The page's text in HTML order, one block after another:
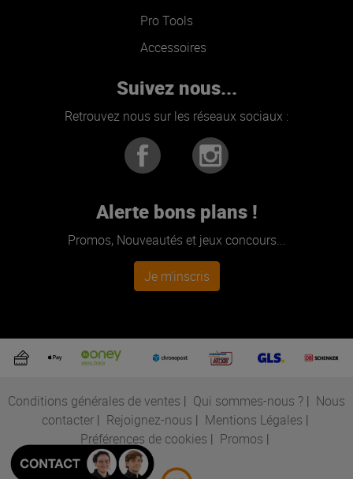
Pro Tools
Accessoires
Suivez nous...
Retrouvez nous sur les réseaux sociaux :
Alerte bons plans !
Promos, Nouveautés et jeux concours...
Je m'inscris
Conditions générales de ventes | Qui sommes-nous ? | Nous
contacter| Rejoignez-nous | Mentions Légales |
Préférences de cookies | Promos |